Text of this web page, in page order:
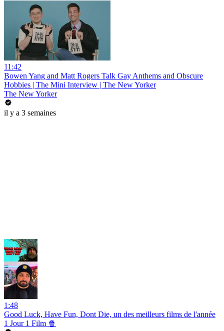
11:42
Bowen Yang and Matt Rogers Talk Gay Anthems and Obscure
Hobbies | The Mini Interview | The New Yorker
The New Yorker
il y a 3 semaines
1:48
Good Luck, Have Fun, Dont Die, un des meilleurs films de l'année
1 Jour 1 Film 🍿